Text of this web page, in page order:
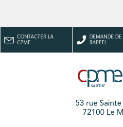
CONTACTER LA
CPME
DEMANDE DE
RAPPEL
53 rue
72100 Le